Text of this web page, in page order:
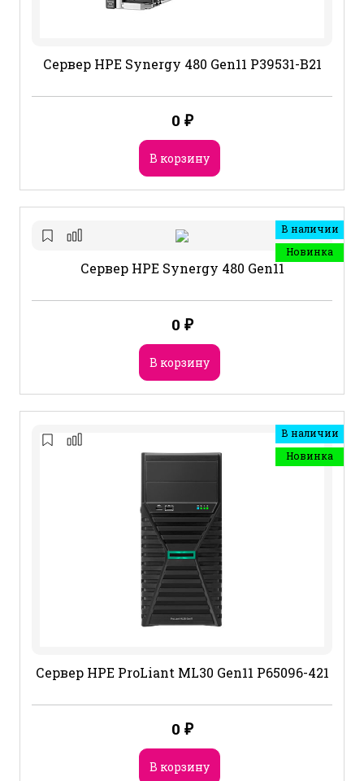
Сервер HPE Synergy 480 Gen11 P39531-B21
0 ₽
В корзину
В наличии
Новинка
Сервер HPE Synergy 480 Gen11
0 ₽
В корзину
В наличии
Новинка
Сервер HPE ProLiant ML30 Gen11 P65096-421
0 ₽
В корзину